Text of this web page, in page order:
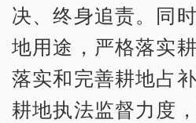
决、终身追责。同
地用途，严格落实
落实和完善耕地占
耕地执法监督力度